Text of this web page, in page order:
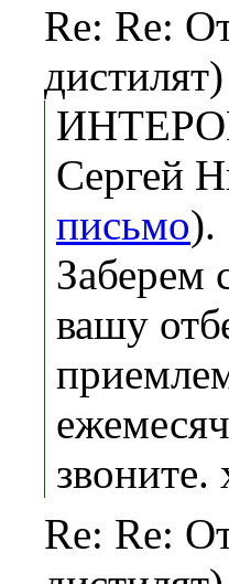
Re: Re:
дистилят)
Сергей
письмо).
Заберем
вашу
Re: Re: